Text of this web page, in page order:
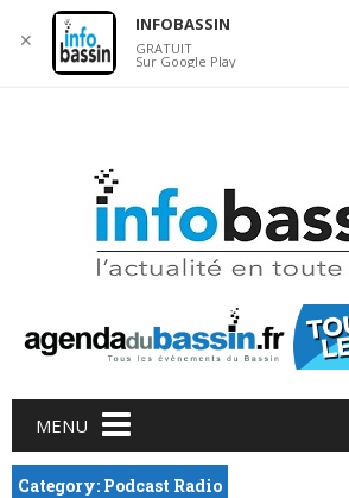
Main menu
content
MENU
Category: Podcast Radio
✕
INFOBASSIN
GRATUIT
Sur Google Play